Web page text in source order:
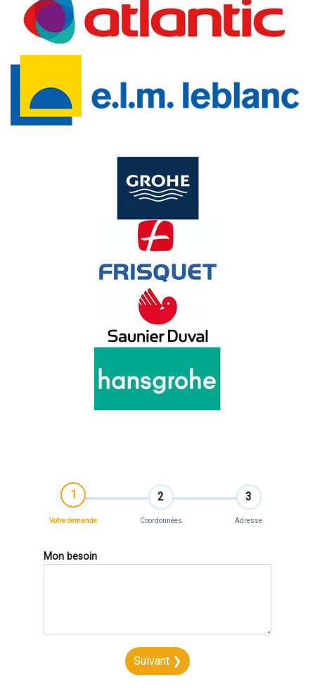
1
Votre demande
2
Coordonnées
3
Adresse
Mon besoin
Suivant ❯